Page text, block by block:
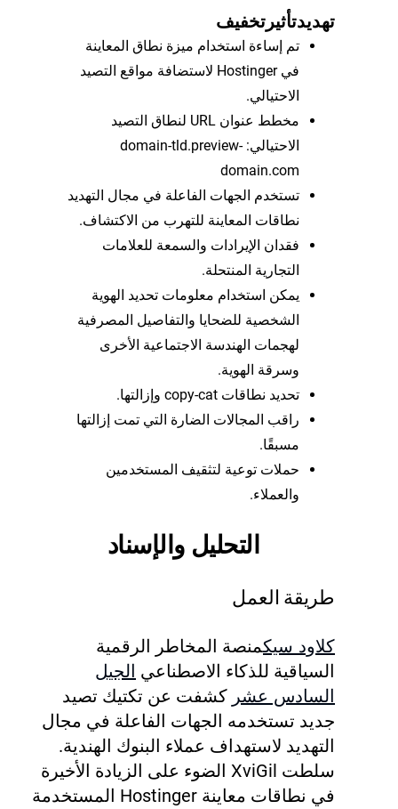
تهديدتأثير تخفيف
تم إساءة استخدام ميزة نطاق المعاينة
في Hostinger لاستضافة مواقع التصيد
الاحتيالي.
مخطط عنوان URL لنطاق التصيد
الاحتيالي: domain-tld.preview-
domain.com
تستخدم الجهات الفاعلة في مجال التهديد
نطاقات المعاينة للتهرب من الاكتشاف.
فقدان الإيرادات والسمعة للعلامات
التجارية المنتحلة.
يمكن استخدام معلومات تحديد الهوية
الشخصية للضحايا والتفاصيل المصرفية
لهجمات الهندسة الاجتماعية الأخرى
وسرقة الهوية.
تحديد نطاقات copy-cat وإزالتها.
راقب المجالات الضارة التي تمت إزالتها
مسبقًا.
حملات توعية لتثقيف المستخدمين
والعملاء.
التحليل والإسناد
طريقة العمل
كلاود سيكمنصة المخاطر الرقمية
السياقية للذكاء الاصطناعي الجيل
السادس عشر كشفت عن تكتيك تصيد
جديد تستخدمه الجهات الفاعلة في مجال
التهديد لاستهداف عملاء البنوك الهندية.
سلطت XviGil الضوء على الزيادة الأخيرة
في نطاقات معاينة Hostinger المستخدمة